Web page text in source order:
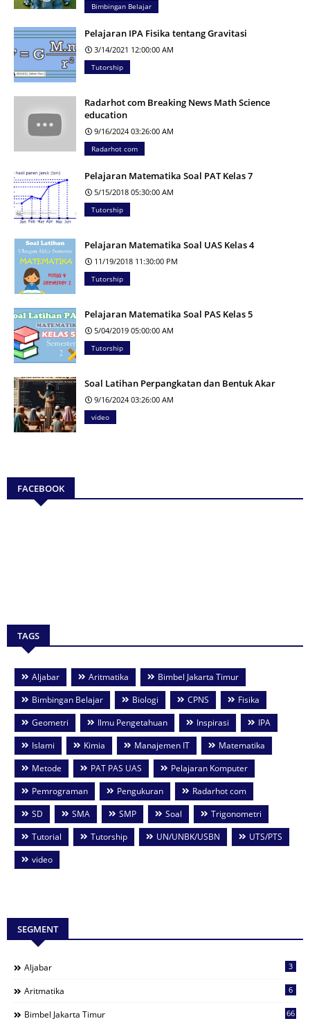
Bimbingan Belajar
Pelajaran IPA Fisika tentang Gravitasi
3/14/2021 12:00:00 AM
Tutorship
Radarhot com Breaking News Math Science
education
9/16/2024 03:26:00 AM
Radarhot com
Pelajaran Matematika Soal PAT Kelas 7
5/15/2018 05:30:00 AM
Tutorship
Pelajaran Matematika Soal UAS Kelas 4
11/19/2018 11:30:00 PM
Tutorship
Pelajaran Matematika Soal PAS Kelas 5
5/04/2019 05:00:00 AM
Tutorship
Soal Latihan Perpangkatan dan Bentuk Akar
9/16/2024 03:26:00 AM
video
FACEBOOK
TAGS
Aljabar Aritmatika
Bimbel Jakarta Timur
Bimbingan Belajar
Biologi CPNS
Fisika
Geometri
Ilmu Pengetahuan Inspirasi
IPA
Islami
Kimia Manajemen IT
Matematika
Metode
PAT PAS UAS
Pelajaran Komputer
Pemrograman
Pengukuran
Radarhot com
SD
SMA SMP Soal
Trigonometri
Tutorial
Tutorship UN/UNBK/USBN
UTS/PTS
video
SEGMENT
Aljabar 3
Aritmatika 6
Bimbel Jakarta Timur 66